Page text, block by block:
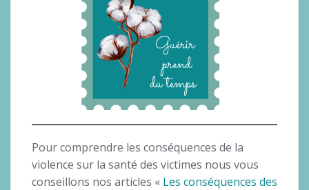
Pour comprendre les conséquences de la
violence sur la santé des victimes nous vous
conseillons nos articles « Les conséquences des